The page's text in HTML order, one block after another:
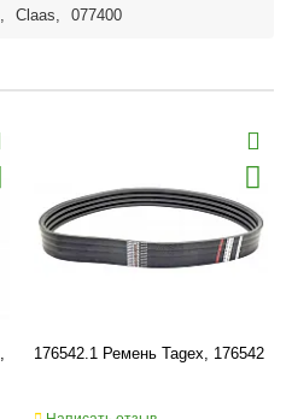
, Claas, 077400
176542.1 Ремень Tagex, 176542